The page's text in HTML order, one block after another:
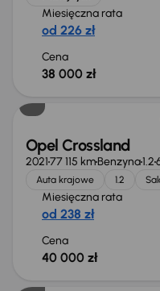
Miesięczna rata
od 226 zł
Cena
38 000 zł
Opel Crossland
202177 115 kmBenzyna1.2
Auta krajowe 1.2
Miesięczna rata
od 238 zł
Cena
40 000 zł